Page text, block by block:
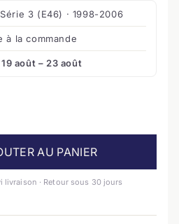
3 (E46) · 1998-2006
à la commande
19 août – 23 août
AU PANIER
livraison · Retour sous 30 jours